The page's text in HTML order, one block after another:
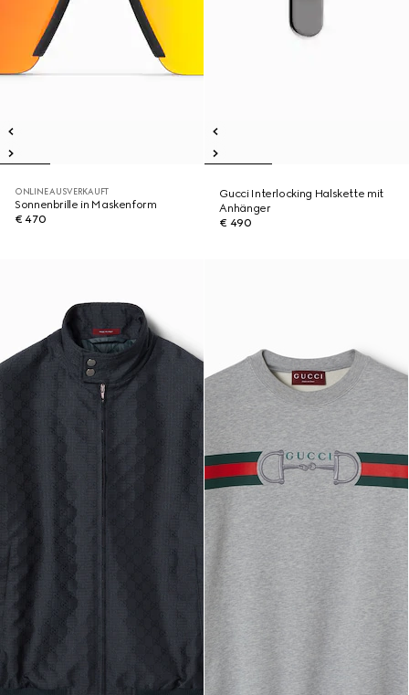
ONLINE AUSVERKAUFT
Sonnenbrille in Maskenform
€ 470
Gucci Interlocking Halskette mit
Anhänger
€ 490